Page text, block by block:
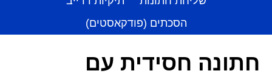
הסכתים (פודקאסטים)
חתונה חסידית עם